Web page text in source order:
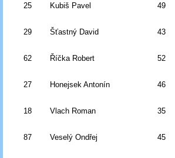
25 Kubiš Pavel 49
29 Šťastný David 43
62 Říčka Robert 52
27 Honejsek Antonín 46
18 Vlach Roman 35
87 Veselý Ondřej 45